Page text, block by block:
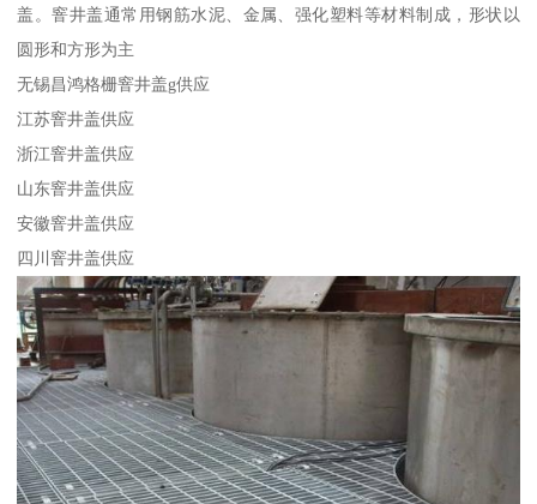
盖。窨井盖通常用钢筋水泥、金属、强化塑料等材料制成，形状以
圆形和方形为主
无锡昌鸿格栅窨井盖g供应
江苏窨井盖供应
浙江窨井盖供应
山东窨井盖供应
安徽窨井盖供应
四川窨井盖供应